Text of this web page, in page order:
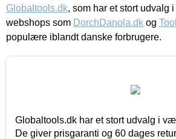
Globaltools.dk, som har et stort udvalg
webshops som DorchDanola.dk og
populære iblandt danske forbrugere.
Globaltools.dk har et stort udvalg i
De giver prisgaranti og 60 dages